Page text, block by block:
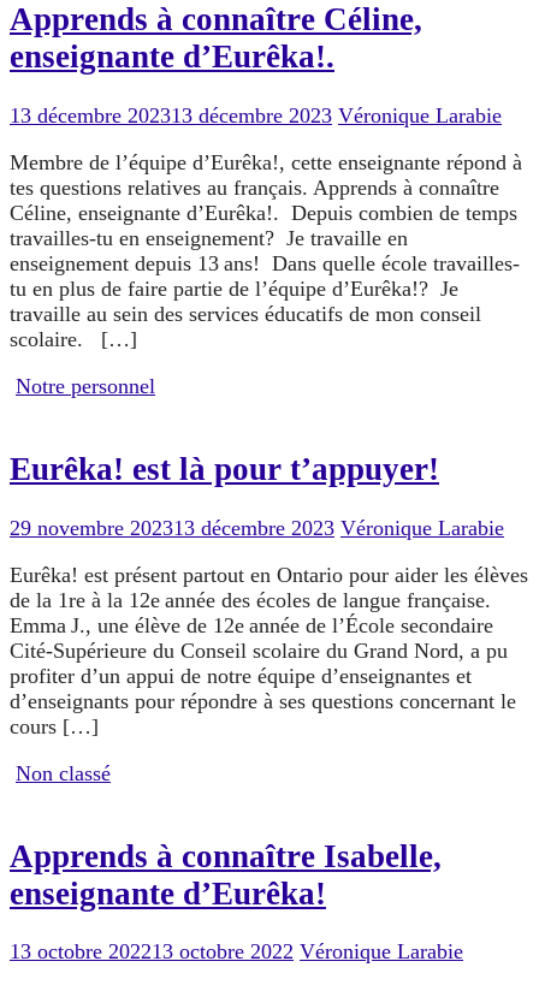
Apprends à connaître Céline,
enseignante d’Eurêka!.
13 décembre 202313 décembre 2023 Véronique Larabie
Membre de l’équipe d’Eurêka!, cette enseignante répond à
tes questions relatives au français. Apprends à connaître
Céline, enseignante d’Eurêka!. Depuis combien de temps
travailles-tu en enseignement? Je travaille en
enseignement depuis 13 ans! Dans quelle école travailles-
tu en plus de faire partie de l’équipe d’Eurêka!? Je
travaille au sein des services éducatifs de mon conseil
scolaire. […]
Notre personnel
Eurêka! est là pour t’appuyer!
29 novembre 202313 décembre 2023 Véronique Larabie
Eurêka! est présent partout en Ontario pour aider les élèves
de la 1re à la 12e année des écoles de langue française.
Emma J., une élève de 12e année de l’École secondaire
Cité-Supérieure du Conseil scolaire du Grand Nord, a pu
profiter d’un appui de notre équipe d’enseignantes et
d’enseignants pour répondre à ses questions concernant le
cours […]
Non classé
Apprends à connaître Isabelle,
enseignante d’Eurêka!
13 octobre 202213 octobre 2022 Véronique Larabie